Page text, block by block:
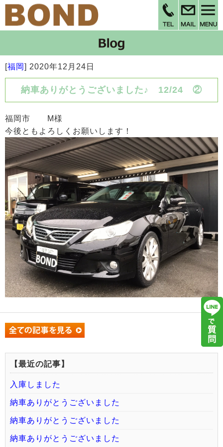
[福岡] 2020年12月24日
納車ありがとうございました♪ 12/24 ②
福岡市 M様
今後ともよろしくお願いします！
【最近の記事】
入庫しました
納車ありがとうございました
納車ありがとうございました
納車ありがとうございました